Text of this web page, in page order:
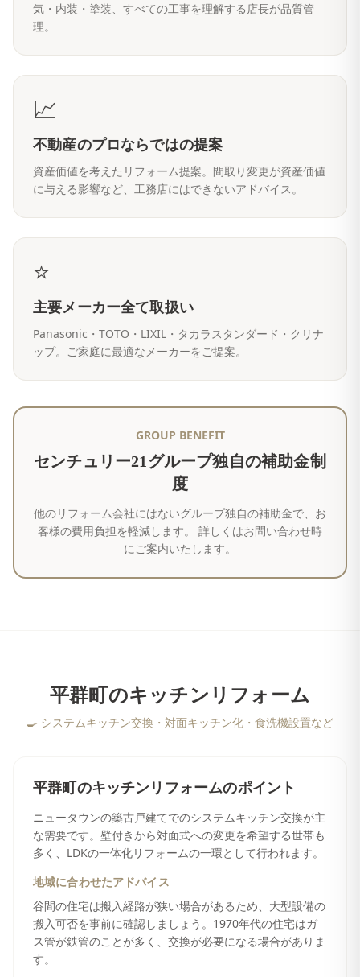
気・内装・塗装、すべての工事を理解する店長が品質管
理。
📈
不動産のプロならではの提案
資産価値を考えたリフォーム提案。間取り変更が資産価値
に与える影響など、工務店にはできないアドバイス。
⭐
主要メーカー全て取扱い
Panasonic・TOTO・LIXIL・タカラスタンダード・クリナ
ップ。ご家庭に最適なメーカーをご提案。
GROUP BENEFIT
センチュリー21グループ独自の補助金制
度
他のリフォーム会社にはないグループ独自の補助金で、お
客様の費用負担を軽減します。 詳しくはお問い合わせ時
にご案内いたします。
平群町のキッチンリフォーム
🍳 システムキッチン交換・対面キッチン化・食洗機設置など
平群町 のキッチンリフォームのポイント
ニュータウンの築古戸建てでのシステムキッチン交換が主
な需要です。壁付きから対面式への変更を希望する世帯も
多く、LDKの一体化リフォームの一環として行われます。
地域に合わせたアドバイス
谷間の住宅は搬入経路が狭い場合があるため、大型設備の
搬入可否を事前に確認しましょう。1970年代の住宅はガ
ス管が鉄管のことが多く、交換が必要になる場合がありま
す。